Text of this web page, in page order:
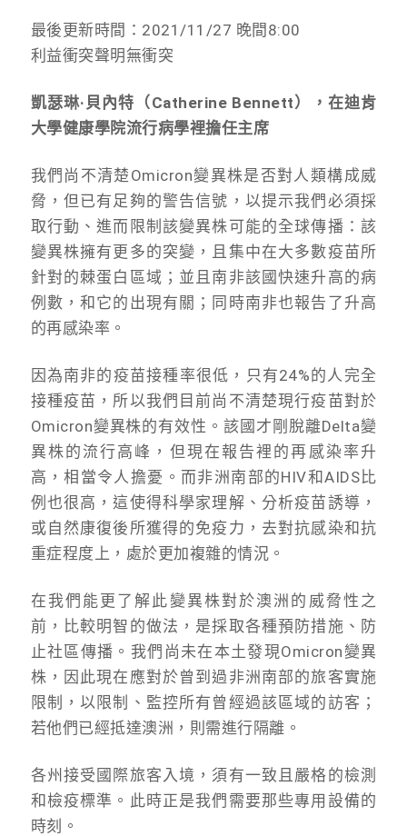
最後更新時間：2021/11/27 晚間8:00
利益衝突聲明無衝突
凱瑟琳·貝內特（Catherine Bennett），在迪肯
大學健康學院流行病學裡擔任主席
我們尚不清楚Omicron變異株是否對人類構成威
脅，但已有足夠的警告信號，以提示我們必須採
取行動、進而限制該變異株可能的全球傳播：該
變異株擁有更多的突變，且集中在大多數疫苗所
針對的棘蛋白區域；並且南非該國快速升高的病
例數，和它的出現有關；同時南非也報告了升高
的再感染率。
因為南非的疫苗接種率很低，只有24%的人完全
接種疫苗，所以我們目前尚不清楚現行疫苗對於
Omicron變異株的有效性。該國才剛脫離Delta變
異株的流行高峰，但現在報告裡的再感染率升
高，相當令人擔憂。而非洲南部的HIV和AIDS比
例也很高，這使得科學家理解、分析疫苗誘導，
或自然康復後所獲得的免疫力，去對抗感染和抗
重症程度上，處於更加複雜的情況。
在我們能更了解此變異株對於澳洲的威脅性之
前，比較明智的做法，是採取各種預防措施、防
止社區傳播。我們尚未在本土發現Omicron變異
株，因此現在應對於曾到過非洲南部的旅客實施
限制，以限制、監控所有曾經過該區域的訪客；
若他們已經抵達澳洲，則需進行隔離。
各州接受國際旅客入境，須有一致且嚴格的檢測
和檢疫標準。此時正是我們需要那些專用設備的
時刻。